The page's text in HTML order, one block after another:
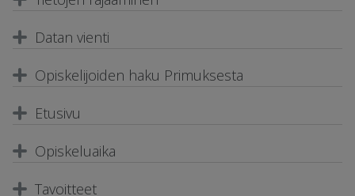
Datan vienti
Opiskelijoiden haku Primuksesta
Etusivu
Opiskeluaika
Tavoitteet